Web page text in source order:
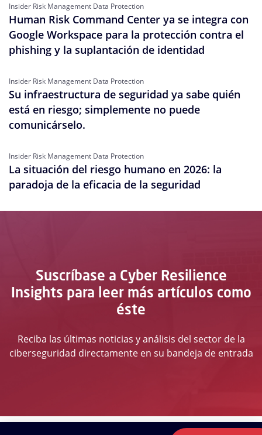
Insider Risk Management Data Protection
Human Risk Command Center ya se integra con
Google Workspace para la protección contra el
phishing y la suplantación de identidad
Insider Risk Management Data Protection
Su infraestructura de seguridad ya sabe quién
está en riesgo; simplemente no puede
comunicárselo.
Insider Risk Management Data Protection
La situación del riesgo humano en 2026: la
paradoja de la eficacia de la seguridad
Suscríbase a Cyber Resilience
Insights para leer más artículos como
éste
Reciba las últimas noticias y análisis del sector de la
ciberseguridad directamente en su bandeja de entrada